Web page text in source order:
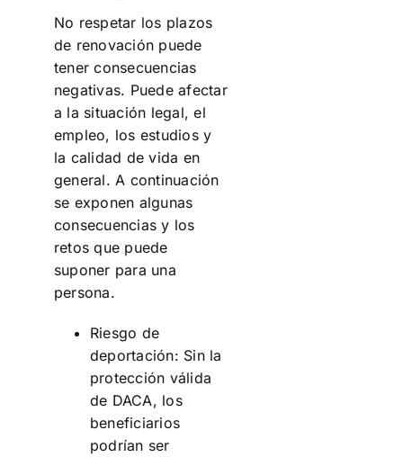
No respetar los plazos
de renovación puede
tener consecuencias
negativas. Puede afectar
a la situación legal, el
empleo, los estudios y
la calidad de vida en
general. A continuación
se exponen algunas
consecuencias y los
retos que puede
suponer para una
persona.
Riesgo de
deportación: Sin la
protección válida
de DACA, los
beneficiarios
podrían ser